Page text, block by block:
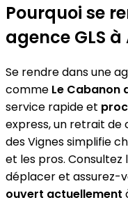
Pourquoi se
agence GLS
Se rendre dans une
comme Le Cabanon
service rapide et
express, un retrait de
des Vignes simplifie
et les pros. Consultez
déplacer et assurez-
ouvert actuellement